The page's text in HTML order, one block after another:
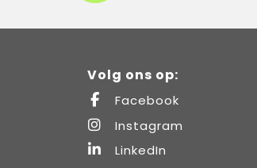
Volg ons op:
Facebook
Instagram
LinkedIn